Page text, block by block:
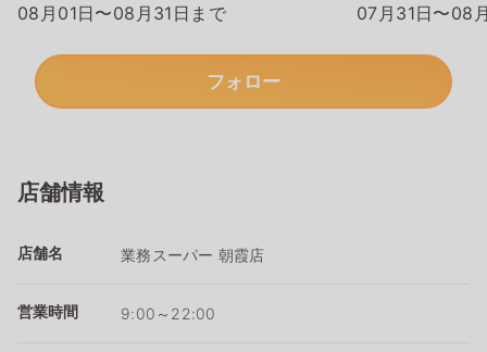
08月01日〜08月31日まで 07月31日〜08
フォロー
店舗情報
店舗名 業務スーパー 朝霞店
営業時間 9:00～22:00